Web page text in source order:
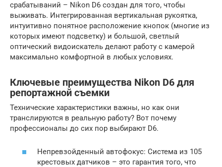
срабатываний – Nikon D6 создан для того, чтобы
выживать. Интегрированная вертикальная рукоятка,
интуитивно понятное расположение кнопок (многие из
которых имеют подсветку) и большой, светлый
оптический видоискатель делают работу с камерой
максимально комфортной в любых условиях.
Ключевые преимущества Nikon D6 для
репортажной съемки
Технические характеристики важны, но как они
транслируются в реальную работу? Вот почему
профессионалы до сих пор выбирают D6.
Непревзойденный автофокус: Система из 105
крестовых датчиков – это гарантия того, что